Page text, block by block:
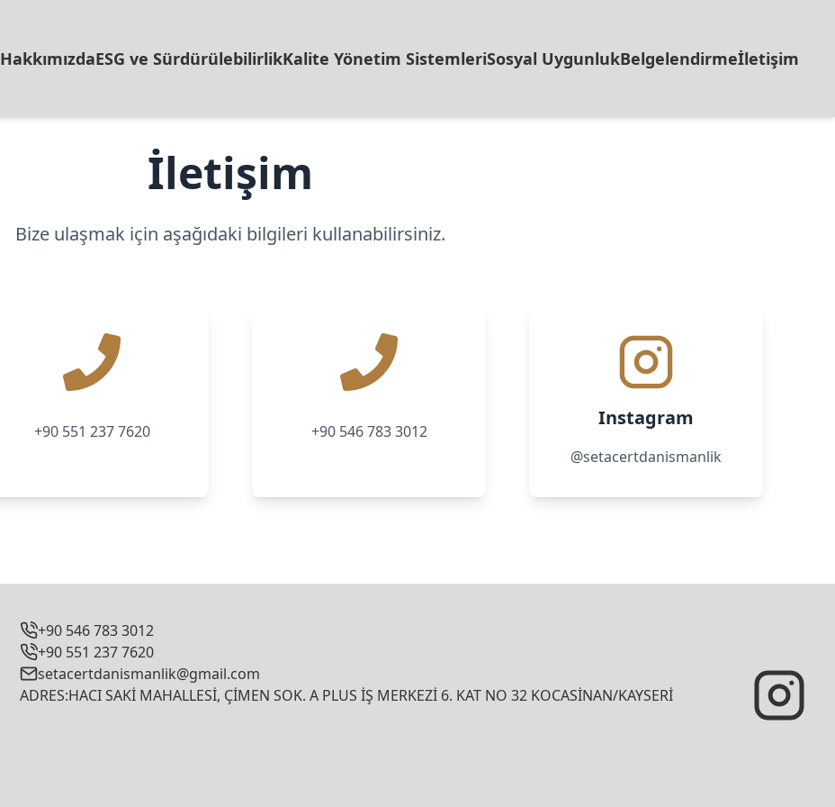
HakkımızdaESG ve SürdürülebilirlikKalite Yönetim SistemleriSosyal UygunlukBelgelendirmeİletişim
İletişim
Bize ulaşmak için aşağıdaki bilgileri kullanabilirsiniz.
+90 551 237 7620 +90 546 783 3012
Instagram
@setacertdanismanlik
+90 546 783 3012
+90 551 237 7620
setacertdanismanlik@gmail.com
ADRES:HACI SAKİ MAHALLESİ, ÇİMEN SOK. A PLUS İŞ MERKEZİ 6. KAT NO 32 KOCASİNAN/KAYSERİ